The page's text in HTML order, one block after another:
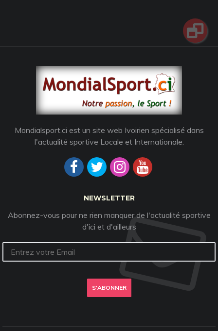
Mondialsport.ci est un site web Ivoirien spécialisé dans
l'actualité sportive Locale et Internationale.
NEWSLETTER
Abonnez-vous pour ne rien manquer de l'actualité sportive
d'ici et d'ailleurs
S'ABONNER